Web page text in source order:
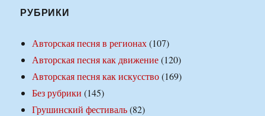
РУБРИКИ
Авторская песня в регионах(107)
Авторская песня как движение(120)
Авторская песня как искусство(169)
Без рубрики (145)
Грушинский фестиваль(82)